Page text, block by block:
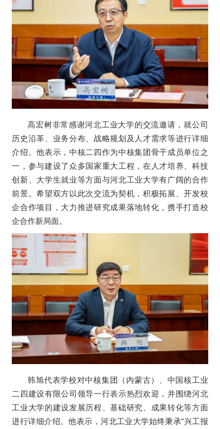
高宏树非常感谢河北工业大学的交流邀请，就公司
历史沿革、业务分布、战略规划及人才需求等进行详细
介绍。他表示，中核二四作为中核集团骨干成员单位之
一，参与建设了众多国家重大工程，在人才培养、科技
创新、大学生就业等方面与河北工业大学有广阔的合作
前景。希望双方以此次交流为契机，积极拓展、开发校
企合作项目，大力推进研究成果落地转化，携手打造校
企合作新局面。
韩旭代表学校对中核集团（内蒙古）、中国核工业
二四建设有限公司领导一行表示热烈欢迎，并围绕河北
工业大学的建设发展历程、基础研究、成果转化等方面
进行详细介绍。他表示，河北工业大学始终秉承“兴工报